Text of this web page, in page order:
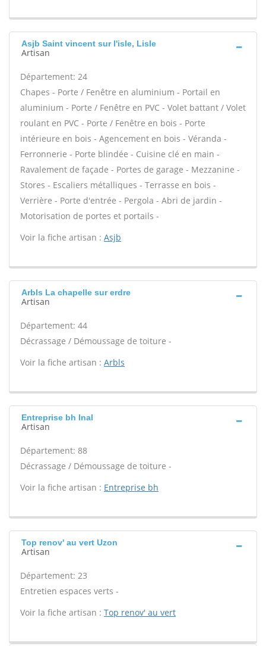
Asjb Saint vincent sur l'isle, Lisle
Artisan
Département: 24
Chapes - Porte / Fenêtre en aluminium - Portail en
aluminium - Porte / Fenêtre en PVC - Volet battant / Volet
roulant en PVC - Porte / Fenêtre en bois - Porte
intérieure en bois - Agencement en bois - Véranda -
Ferronnerie - Porte blindée - Cuisine clé en main -
Ravalement de façade - Portes de garage - Mezzanine -
Stores - Escaliers métalliques - Terrasse en bois -
Verrière - Porte d'entrée - Pergola - Abri de jardin -
Motorisation de portes et portails -
Voir la fiche artisan : Asjb
Arbls La chapelle sur erdre
Artisan
Département: 44
Décrassage / Démoussage de toiture -
Voir la fiche artisan : Arbls
Entreprise bh Inal
Artisan
Département: 88
Décrassage / Démoussage de toiture -
Voir la fiche artisan : Entreprise bh
Top renov' au vert Uzon
Artisan
Département: 23
Entretien espaces verts -
Voir la fiche artisan : Top renov' au vert